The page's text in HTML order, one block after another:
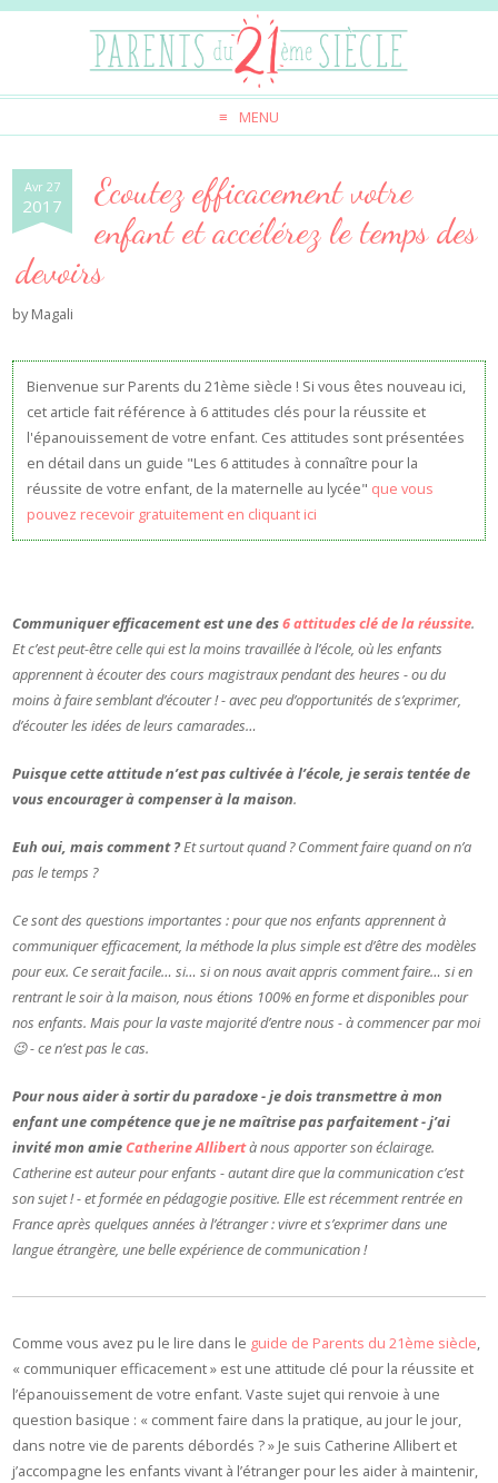
MENU
Avr 27
2017
Ecoutez efficacement votre
enfant et accélérez le temps des
devoirs
byMagali
Bienvenue sur Parents du 21ème siècle ! Si vous êtes nouveau ici,
cet article fait référence à 6 attitudes clés pour la réussite et
l'épanouissement de votre enfant. Ces attitudes sont présentées
en détail dans un guide "Les 6 attitudes à connaître pour la
réussite de votre enfant, de la maternelle au lycée" que vous
pouvez recevoir gratuitement en cliquant ici
Communiquer efficacement est une des6 attitudes clé de la réussite.
Et c’est peut-être celle qui est la moins travaillée à l’école, où les enfants
apprennent à écouter des cours magistraux pendant des heures - ou du
moins à faire semblant d’écouter ! - avec peu d’opportunités de s’exprimer,
d’écouter les idées de leurs camarades…
Puisque cette attitude n’est pas cultivée à l’école, je serais tentée de
vous encourager à compenser à la maison.
Euh oui, mais comment ?Et surtout quand ? Comment faire quand on n’a
pas le temps ?
Ce sont des questions importantes : pour que nos enfants apprennent à
communiquer efficacement, la méthode la plus simple est d’être des modèles
pour eux. Ce serait facile… si… si on nous avait appris comment faire… si en
rentrant le soir à la maison, nous étions 100% en forme et disponibles pour
nos enfants. Mais pour la vaste majorité d’entre nous - à commencer par moi
😉 - ce n’est pas le cas.
Pour nous aider à sortir du paradoxe - je dois transmettre à mon
enfant une compétence que je ne maîtrise pas parfaitement - j’ai
invité mon amieCatherine Allibertà nous apporter son éclairage.
Catherine est auteur pour enfants - autant dire que la communication c’est
son sujet ! - et formée en pédagogie positive. Elle est récemment rentrée en
France après quelques années à l’étranger : vivre et s’exprimer dans une
langue étrangère, une belle expérience de communication !
Comme vous avez pu le lire dans le guide de Parents du 21ème siècle,
« communiquer efficacement » est une attitude clé pour la réussite et
l’épanouissement de votre enfant. Vaste sujet qui renvoie à une
question basique : « comment faire dans la pratique, au jour le jour,
dans notre vie de parents débordés ? » Je suis Catherine Allibert et
j’accompagne les enfants vivant à l’étranger pour les aider à maintenir,